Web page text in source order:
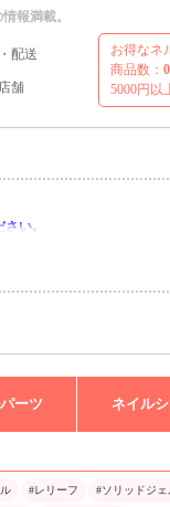
報満載。
配送
舗
お得なネ
商品数： 0
5000円以
さい｡
ーツ ネイル
#レリーフ #ソリッドジェ